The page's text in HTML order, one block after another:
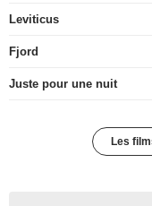
Leviticus
Fjord
Juste pour une nuit
Les